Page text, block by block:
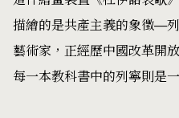
描繪的是共產主義的象徵—
藝術家，正經歷中國改革開
每一本教科書中的列寧則是